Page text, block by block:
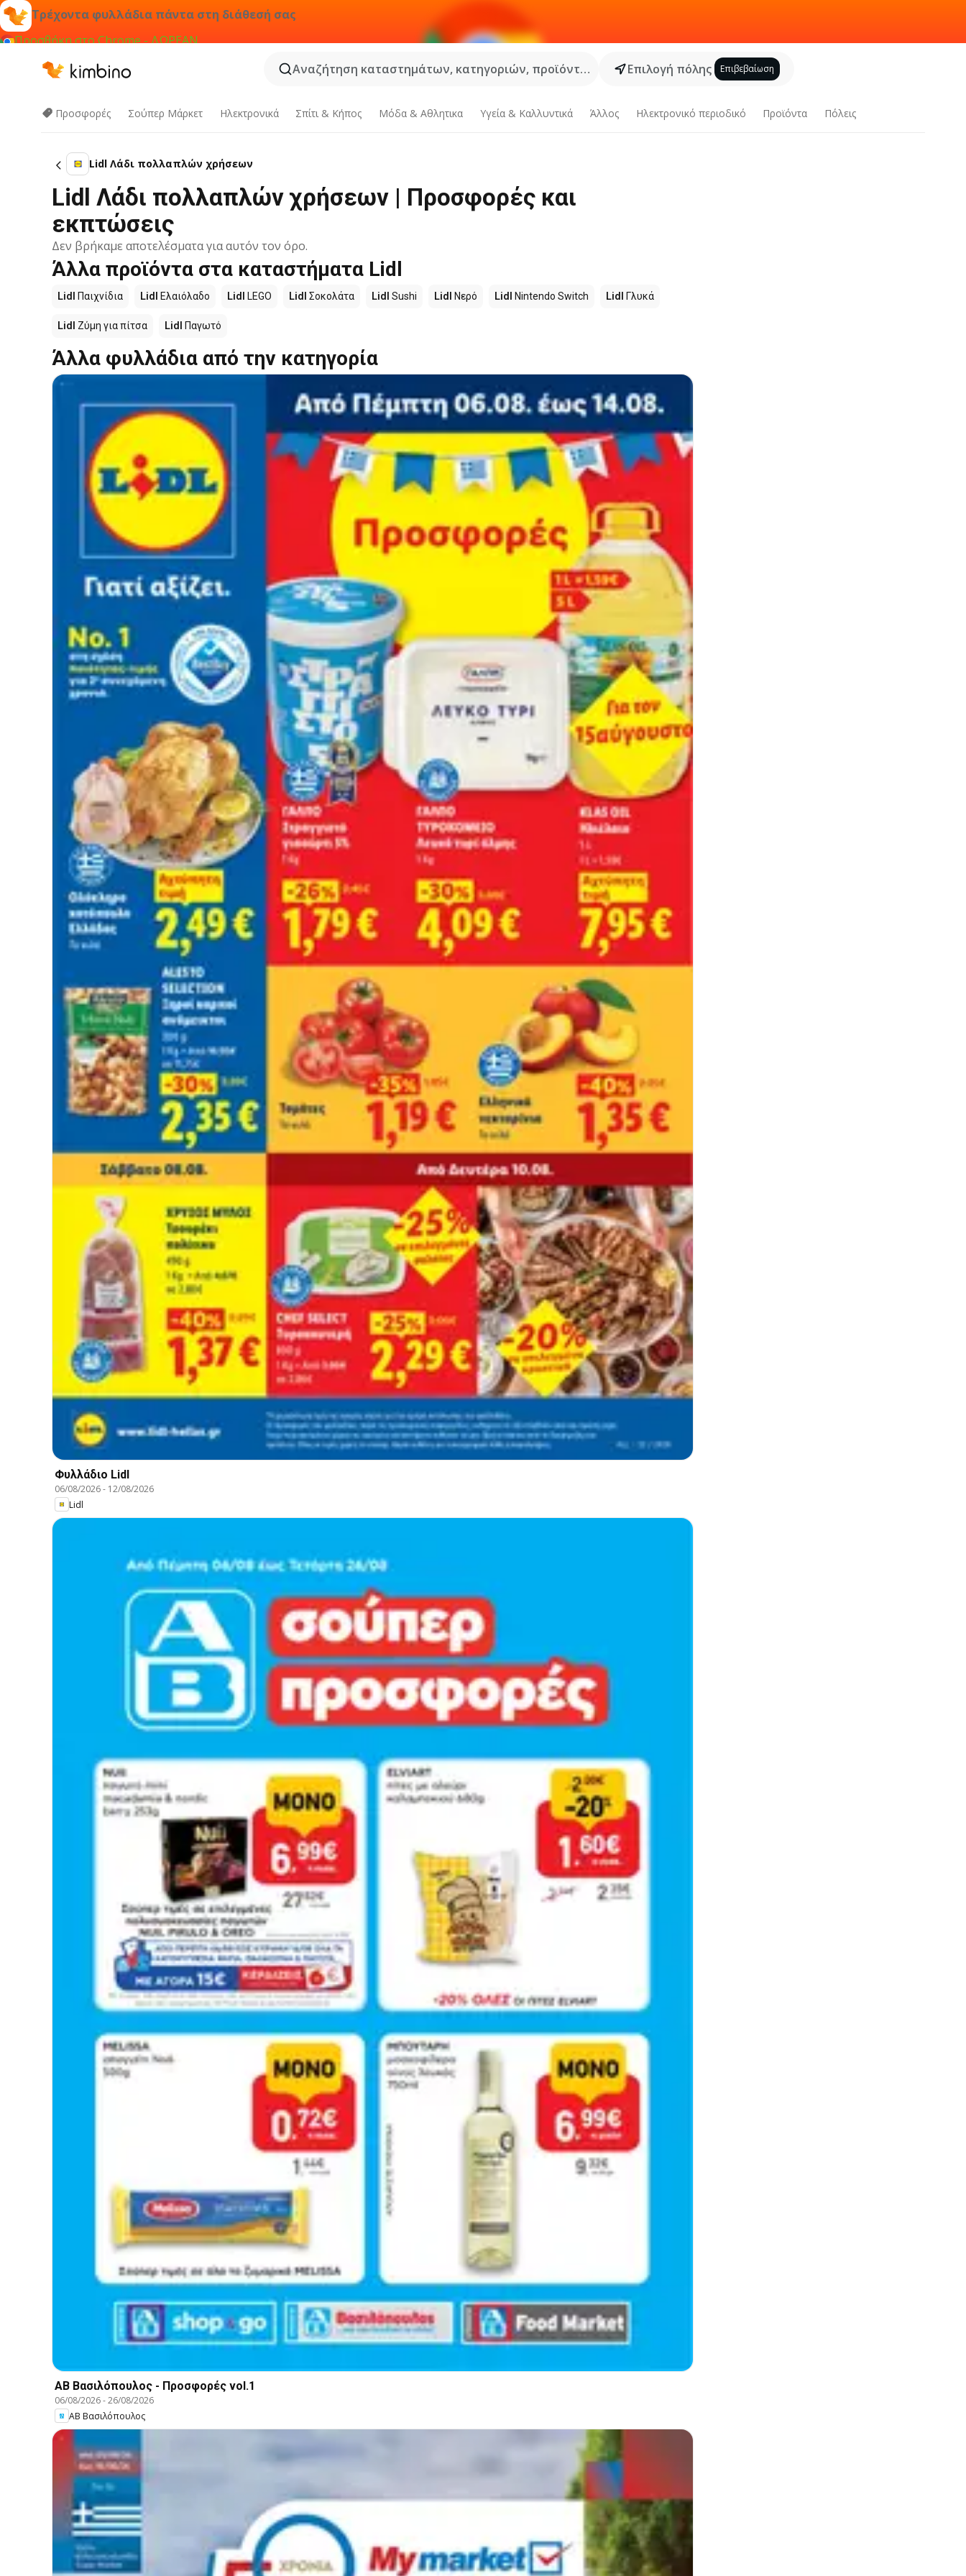
Τρέχοντα φυλλάδια πάντα στη διάθεσή σας
Προσθήκη στο Chrome - ΔΩΡΕΑΝ
Αναζήτηση καταστημάτων, κατηγοριών, προϊόντων...
Επιλογή πόλης Επιβεβαίωση
Προσφορές Σούπερ Μάρκετ Hλεκτρονικά Σπίτι & Κήπος Μόδα & Aθλητικα Υγεία & Καλλυντικά Άλλος Ηλεκτρονικό περιοδικό Προϊόντα Πόλεις
Lidl Λάδι πολλαπλών χρήσεων
Lidl Λάδι πολλαπλών χρήσεων | Προσφορές και
εκπτώσεις
Δεν βρήκαμε αποτελέσματα για αυτόν τον όρο.
Άλλα προϊόντα στα καταστήματα Lidl
Lidl Παιχνίδια Lidl Ελαιόλαδο Lidl LEGO Lidl Σοκολάτα Lidl Sushi Lidl Νερό Lidl Nintendo Switch Lidl Γλυκά
Lidl Ζύμη για πίτσα Lidl Παγωτό
Άλλα φυλλάδια από την κατηγορία
Φυλλάδιο Lidl
06/08/2026- 12/08/2026
Lidl
ΑΒ Βασιλόπουλος - Προσφορές vol.1
06/08/2026-26/08/2026
ΑΒ Βασιλόπουλος